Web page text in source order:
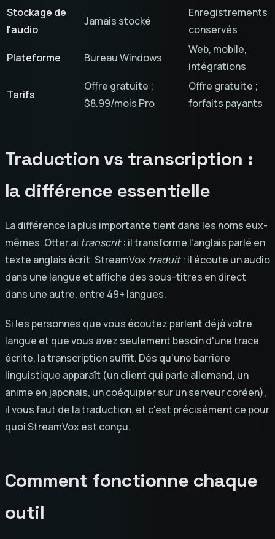
Stockage de
l'audio
Jamais stocké
Enregistrements
conservés
Plateforme Bureau Windows
Web, mobile,
intégrations
Tarifs
Offre gratuite ;
$8.99/mois Pro
Offre gratuite ;
forfaits payants
Traduction vs transcription :
la différence essentielle
La différence la plus importante tient dans les noms eux-
mêmes. Otter.ai transcrit: il transforme l'anglais parlé en
texte anglais écrit. StreamVox traduit: il écoute un audio
dans une langue et affiche des sous-titres en direct
dans une autre, entre 49+ langues.
Si les personnes que vous écoutez parlent déjà votre
langue et que vous avez seulement besoin d'une trace
écrite, la transcription suffit. Dès qu'une barrière
linguistique apparaît (un client qui parle allemand, un
anime en japonais, un coéquipier sur un serveur coréen),
il vous faut de la traduction, et c'est précisément ce pour
quoi StreamVox est conçu.
Comment fonctionne chaque
outil